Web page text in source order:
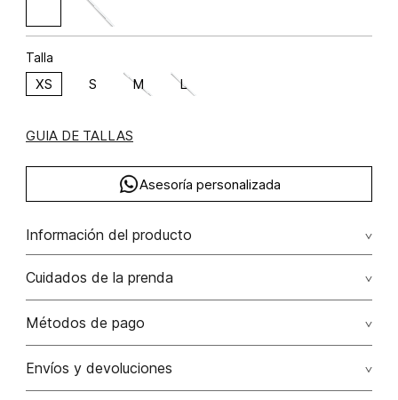
Talla
XS S M L
GUIA DE TALLAS
Asesoría personalizada
Información del producto
Viscosa 72% poliéster 28% 72.00% viscosa/viscose28.00%
poliéster/polyester
Cuidados de la prenda
Lavar a mano por separado / no dejar en remojo / no
No usar lejia
Métodos de pago
Tarjetas de crédito: Visa, Dinners, Master Card y American
Envíos y devoluciones